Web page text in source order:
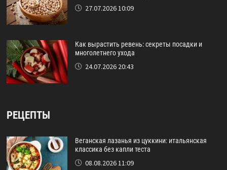
27.07.2026 10:09
Как вырастить ревень: секреты посадки и
многолетнего ухода
24.07.2026 20:43
РЕЦЕПТЫ
Веганская лазанья из цуккини: итальянская
классика без капли теста
08.08.2026 11:09